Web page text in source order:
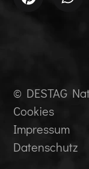
© DESTAG
Cookies
Impressum
Datenschutz